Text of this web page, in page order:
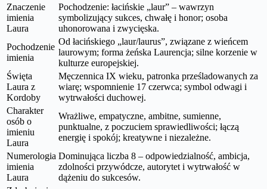
Znaczenie
imienia
Laura
Pochodzenie: łacińskie „laur” – wawrzyn
symbolizujący sukces, chwałę i honor; osoba
uhonorowana i zwycięska.
Pochodzenie
imienia
Od łacińskiego „laur/laurus”, związane z wieńcem
laurowym; forma żeńska Laurencja; silne korzenie w
kulturze europejskiej.
Święta
Laura z
Kordoby
Męczennica IX wieku, patronka prześladowanych za
wiarę; wspomnienie 17 czerwca; symbol odwagi i
wytrwałości duchowej.
Charakter
osób o
imieniu
Laura
Wrażliwe, empatyczne, ambitne, sumienne,
punktualne, z poczuciem sprawiedliwości; łączą
energię i spokój; kreatywne i niezależne.
Numerologia
imienia
Laura
Dominująca liczba 8 – odpowiedzialność, ambicja,
zdolności przywódcze, autorytet i wytrwałość w
dążeniu do sukcesów.